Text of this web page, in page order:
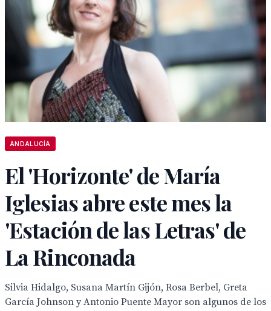
ANDALUCÍA
El 'Horizonte' de María
Iglesias abre este mes la
'Estación de las Letras' de
La Rinconada
Silvia Hidalgo, Susana Martín Gijón, Rosa Berbel, Greta
García Johnson y Antonio Puente Mayor son algunos de los